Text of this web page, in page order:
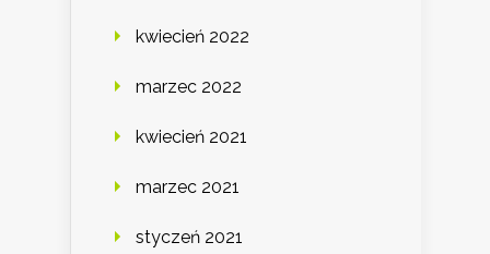
kwiecień 2022
marzec 2022
kwiecień 2021
marzec 2021
styczeń 2021